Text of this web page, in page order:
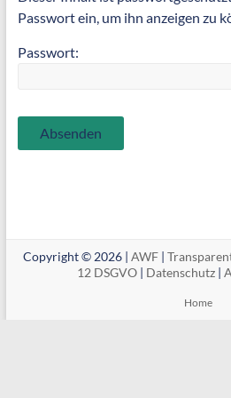
Passwort ein, um ihn anzeigen zu
Passwort:
Copyright © 2026 |AWF |
12 DSGVO| Datenschutz|
Home